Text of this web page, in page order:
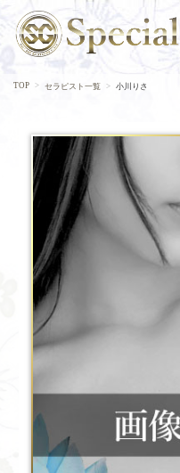
TOP セラピスト一覧 小川りさ